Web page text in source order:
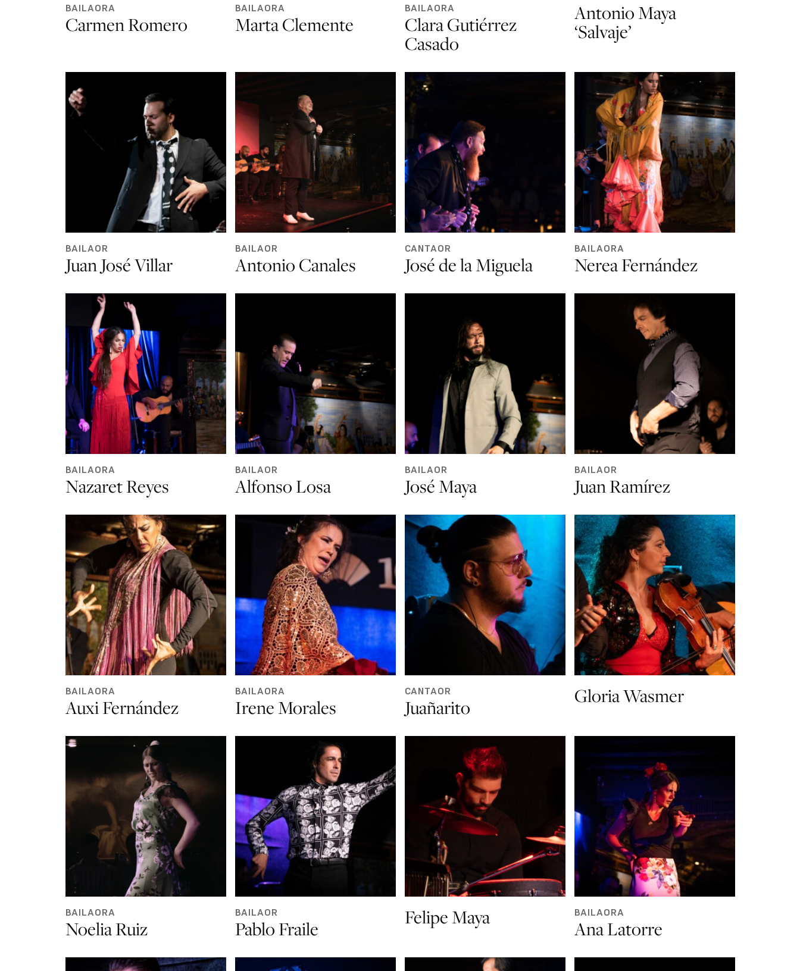
BAILAORA
Carmen Romero
BAILAORA
Marta Clemente
BAILAORA
Clara Gutiérrez
Casado
Antonio Maya
‘Salvaje’
BAILAOR
Juan José Villar
BAILAOR
Antonio Canales
CANTAOR
José de la Miguela
BAILAORA
Nerea Fernández
BAILAORA
Nazaret Reyes
BAILAOR
Alfonso Losa
BAILAOR
José Maya
BAILAOR
Juan Ramírez
BAILAORA
Auxi Fernández
BAILAORA
Irene Morales
CANTAOR
Juañarito Gloria Wasmer
BAILAORA
Noelia Ruiz
BAILAOR
Pablo Fraile Felipe Maya BAILAORA
Ana Latorre